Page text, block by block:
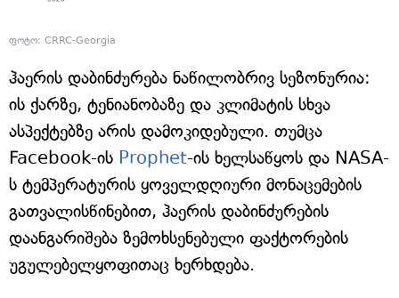
ფოტო: CRRC-Georgia
ჰაერის დაბინძურება ნაწილობრივ სეზონურია:
ის ქარზე, ტენიანობაზე და კლიმატის სხვა
ასპექტებზე არის დამოკიდებული. თუმცა
Facebook-ის Prophet-ის ხელსაწყოს და NASA-
ს ტემპერატურის ყოველდღიური მონაცემების
გათვალისწინებით, ჰაერის დაბინძურების
დაანგარიშება ზემოხსენებული ფაქტორების
უგულებელყოფითაც ხერხდება.